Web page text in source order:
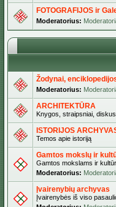
FOTOGRAFIJOS ir
Moderatorius:
Žodynai,
Moderatorius:
ARCHITEKTŪRA
Knygos, straipsniai,
ISTORIJOS
Temos apie istoriją
Gamtos mokslų ir
Gamtos mokslams ir
Moderatorius:
Įvairenybių archyvas
Įvairenybės iš viso